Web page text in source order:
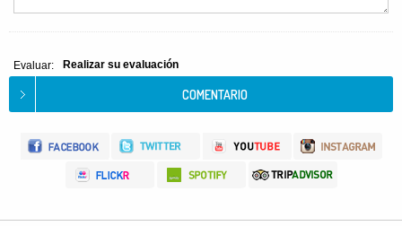
Evaluar: Realizar su evaluación